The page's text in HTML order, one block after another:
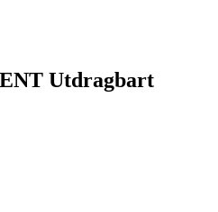
Utdragbart